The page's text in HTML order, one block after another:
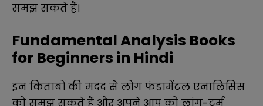
समझ सकते हैं।
Fundamental Analysis Books
for Beginners in Hindi
इन किताबों की मदद से लोग फंडामेंटल एनालिसिस
को समझ सकते हैं और अपने आप को लांग-टर्म